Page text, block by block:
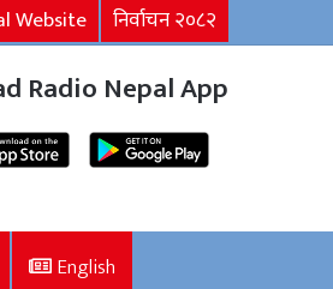
Website निर्वाचन २०८२
Radio Nepal App
English